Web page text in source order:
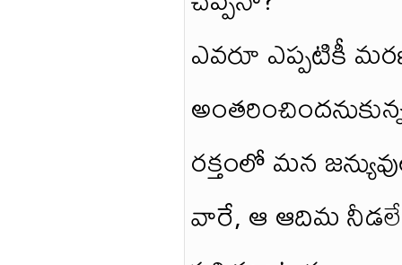
ఎవరూ ఎప్పటికీ
రక్తంలో మన
వారే, ఆ ఆదిమ నీడలే